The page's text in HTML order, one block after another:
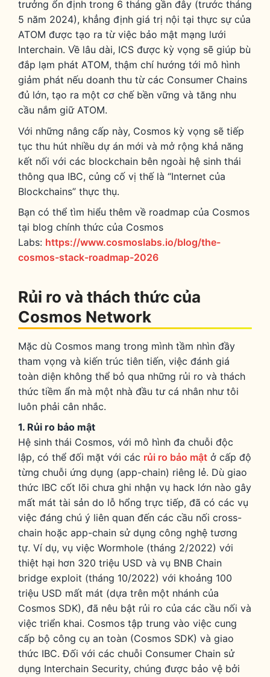
trưởng ổn định trong 6 tháng gần đây (trước tháng
5 năm 2024), khẳng định giá trị nội tại thực sự của
ATOM được tạo ra từ việc bảo mật mạng lưới
Interchain. Về lâu dài, ICS được kỳ vọng sẽ giúp bù
đắp lạm phát ATOM, thậm chí hướng tới mô hình
giảm phát nếu doanh thu từ các Consumer Chains
đủ lớn, tạo ra một cơ chế bền vững và tăng nhu
cầu nắm giữ ATOM.
Với những nâng cấp này, Cosmos kỳ vọng sẽ tiếp
tục thu hút nhiều dự án mới và mở rộng khả năng
kết nối với các blockchain bên ngoài hệ sinh thái
thông qua IBC, củng cố vị thế là “Internet của
Blockchains” thực thụ.
Bạn có thể tìm hiểu thêm về roadmap của Cosmos
tại blog chính thức của Cosmos
Labs: https://www.cosmoslabs.io/blog/the-
cosmos-stack-roadmap-2026
Rủi ro và thách thức của
Cosmos Network
Mặc dù Cosmos mang trong mình tầm nhìn đầy
tham vọng và kiến trúc tiên tiến, việc đánh giá
toàn diện không thể bỏ qua những rủi ro và thách
thức tiềm ẩn mà một nhà đầu tư cá nhân như tôi
luôn phải cân nhắc.
1. Rủi ro bảo mật
Hệ sinh thái Cosmos, với mô hình đa chuỗi độc
lập, có thể đối mặt với các rủi ro bảo mật ở cấp độ
từng chuỗi ứng dụng (app-chain) riêng lẻ. Dù giao
thức IBC cốt lõi chưa ghi nhận vụ hack lớn nào gây
mất mát tài sản do lỗ hổng trực tiếp, đã có các vụ
việc đáng chú ý liên quan đến các cầu nối cross-
chain hoặc app-chain sử dụng công nghệ tương
tự. Ví dụ, vụ việc Wormhole (tháng 2/2022) với
thiệt hại hơn 320 triệu USD và vụ BNB Chain
bridge exploit (tháng 10/2022) với khoảng 100
triệu USD mất mát (dựa trên một nhánh của
Cosmos SDK), đã nêu bật rủi ro của các cầu nối và
việc triển khai. Cosmos tập trung vào việc cung
cấp bộ công cụ an toàn (Cosmos SDK) và giao
thức IBC. Đối với các chuỗi Consumer Chain sử
dụng Interchain Security, chúng được bảo vệ bởi